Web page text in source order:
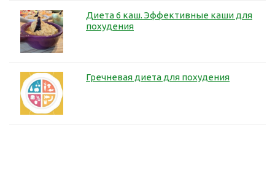
Диета 6 каш. Эффективные каши для
похудения
Гречневая диета для похудения